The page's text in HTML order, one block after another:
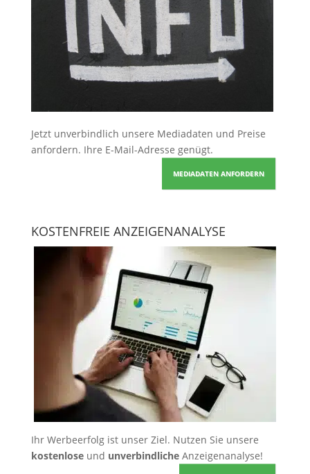
Jetzt unverbindlich unsere Mediadaten und Preise
anfordern. Ihre E-Mail-Adresse genügt.
MEDIADATEN ANFORDERN
KOSTENFREIE ANZEIGENANALYSE
Ihr Werbeerfolg ist unser Ziel. Nutzen Sie unsere
kostenloseund unverbindlicheAnzeigenanalyse!